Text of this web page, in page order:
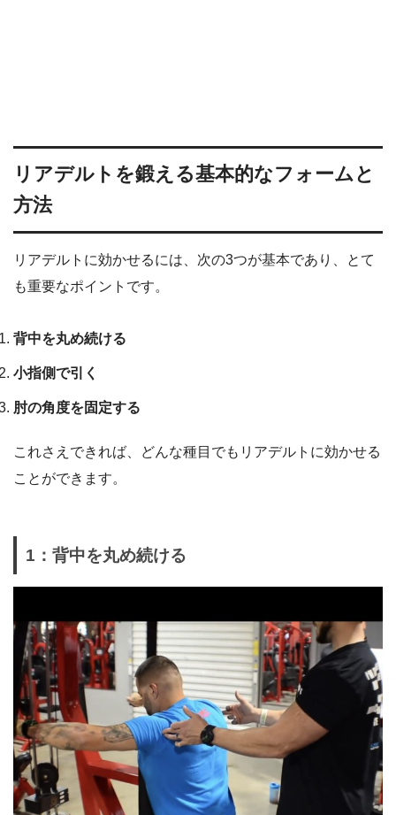
リアデルトを鍛える基本的なフォームと
方法
リアデルトに効かせるには、次の3つが基本であり、とて
も重要なポイントです。
背中を丸め続ける
小指側で引く
肘の角度を固定する
これさえできれば、どんな種目でもリアデルトに効かせる
ことができます。
1：背中を丸め続ける